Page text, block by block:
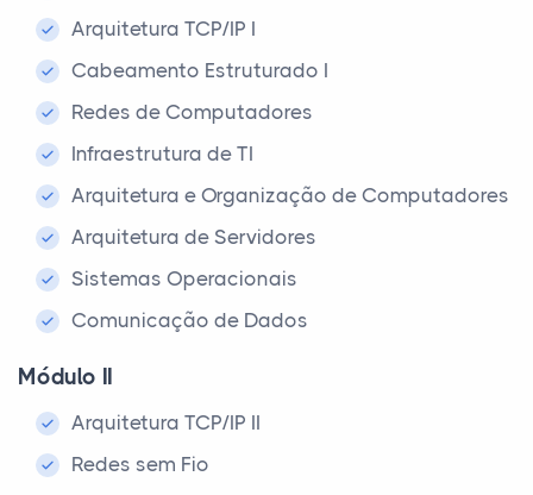
Arquitetura TCP/IP I
Cabeamento Estruturado I
Redes de Computadores
Infraestrutura de TI
Arquitetura e Organização de Computadores
Arquitetura de Servidores
Sistemas Operacionais
Comunicação de Dados
Módulo II
Arquitetura TCP/IP II
Redes sem Fio